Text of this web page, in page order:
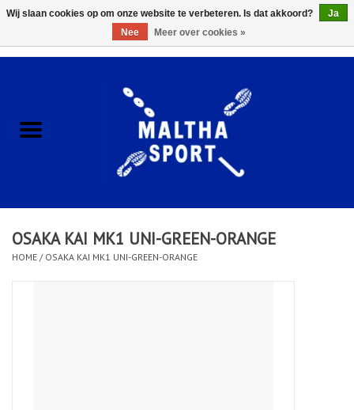
ACCESSOIRES/HARDWARE
KLEDING
CLUBSHOPS
OSAKA KAI MK1 UNI-GREEN-ORANGE
HOME / OSAKA KAI MK1 UNI-GREEN-ORANGE
Wij slaan cookies op om onze website te verbeteren. Is dat akkoord?
Ja
Nee
Meer over cookies »